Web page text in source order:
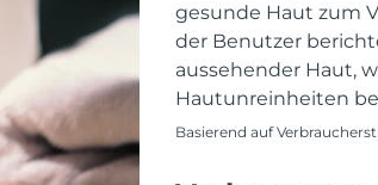
gesunde Haut zum
der Benutzer
aussehender Haut,
Hautunreinheiten
Basierend auf